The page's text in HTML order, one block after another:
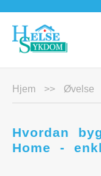
Hjem >> Øvelse
Hvordan
Home -